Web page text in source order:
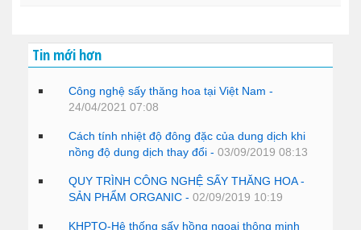
Tin mới hơn
Công nghệ sấy thăng hoa tại Việt Nam -
24/04/2021 07:08
Cách tính nhiệt độ đông đặc của dung dịch khi
nồng độ dung dịch thay đổi - 03/09/2019 08:13
QUY TRÌNH CÔNG NGHỆ SẤY THĂNG HOA -
SẢN PHẨM ORGANIC - 02/09/2019 10:19
KHPTO-Hệ thống sấy hồng ngoại thông minh